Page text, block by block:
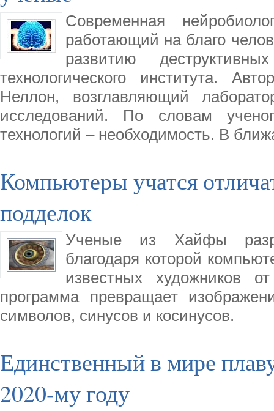
Современная
работающий на благо
развитию
технологического института.
Неллон, возглавляющий
исследований. По словам
технологий – необходимость. В
Компьютеры учатся
подделок
Ученые из Хайфы
благодаря которой
известных художников
программа превращает
символов, синусов и косинусов.
Единственный в мире
2020-му году